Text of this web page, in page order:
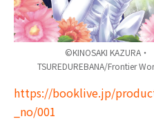
©KINOSAKI KAZURA・
TSUREDUREBANA/Frontier
https://booklive.jp/
_no/001